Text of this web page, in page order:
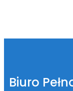
Biuro